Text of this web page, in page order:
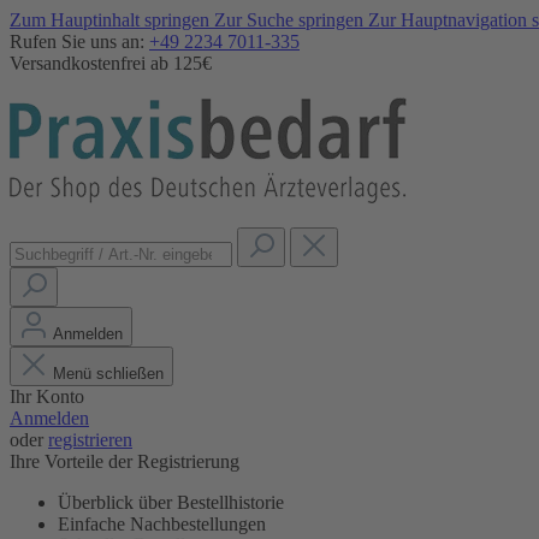
Zum Hauptinhalt springen Zur Suche springen Zur Hauptnavigation
Rufen Sie uns an: +49 2234 7011-335
Versandkostenfrei ab 125€
Anmelden
Menü schließen
Ihr Konto
Anmelden
oder registrieren
Ihre Vorteile der Registrierung
Überblick über Bestellhistorie
Einfache Nachbestellungen